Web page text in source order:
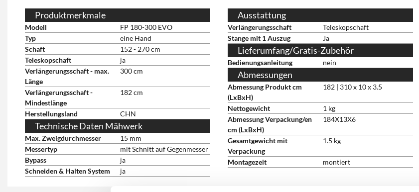
Produktmerkmale
Modell
FP 180-300 EVO
Typ
eine Hand
Schaft
152 - 270 cm
Teleskopschaft
ja
Verlängerungsschaft - max.
Länge
300 cm
Verlängerungsschaft -
Mindestlänge
182 cm
Herstellungsland CHN
Technische Daten Mähwerk
Max. Zweigdurchmesser
15 mm
Messertyp
mit Schnitt auf Gegenmesser
Bypass
ja
Schneiden & Halten System
ja
Ausstattung
Verlängerungsschaft
Teleskopschaft
Stange mit 1 Auszug
Ja
Lieferumfang/Gratis-Zubehör
Bedienungsanleitung nein
Abmessungen
Abmessung Produkt cm
(LxBxH)
182 | 310 x 10 x 3.5
Nettogewicht
1 kg
Abmessung Verpackung/en
cm (LxBxH)
184X13X6
Gesamtgewicht mit
Verpackung
1.5 kg
Montagezeit montiert